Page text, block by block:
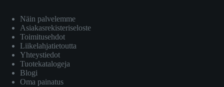
Näin palvelemme
Asiakasrekisteriseloste
Toimitusehdot
Liikelahjatietoutta
Yhteystiedot
Tuotekatalogeja
Blogi
Oma painatus